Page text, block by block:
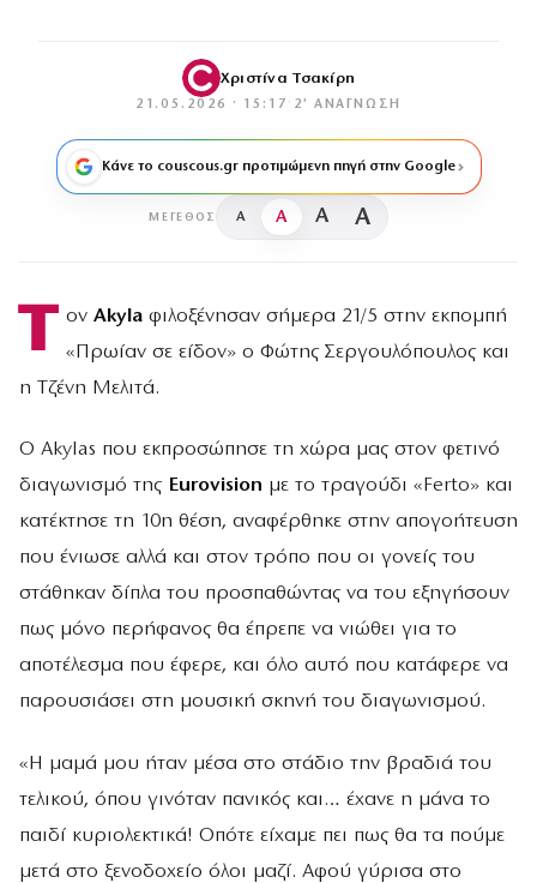
Χριστίνα Τσακίρη
21.05.2026 · 15:17 · 2′ ΑΝΆΓΝΩΣΗ
Κάνε το couscous.gr προτιμώμενη πηγή στην Google
ΜΈΓΕΘΟΣ A A A A
Τ ον Akylaφιλοξένησαν σήμερα 21/5 στην εκπομπή
«Πρωίαν σε είδον» ο Φώτης Σεργουλόπουλος και
η Τζένη Μελιτά.
O Αkylas που εκπροσώπησε τη χώρα μας στον φετινό
διαγωνισμό της Eurovision με το τραγούδι «Ferto» και
κατέκτησε τη 10η θέση, αναφέρθηκε στην απογοήτευση
που ένιωσε αλλά και στον τρόπο που οι γονείς του
στάθηκαν δίπλα του προσπαθώντας να του εξηγήσουν
πως μόνο περήφανος θα έπρεπε να νιώθει για το
αποτέλεσμα που έφερε, και όλο αυτό που κατάφερε να
παρουσιάσει στη μουσική σκηνή του διαγωνισμού.
«Η μαμά μου ήταν μέσα στο στάδιο την βραδιά του
τελικού, όπου γινόταν πανικός και… έχανε η μάνα το
παιδί κυριολεκτικά! Οπότε είχαμε πει πως θα τα πούμε
μετά στο ξενοδοχείο όλοι μαζί. Αφού γύρισα στο